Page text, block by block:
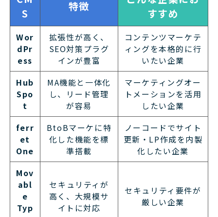
S
特徴
すすめ
Wor
dPr
ess
拡張性が高く、
SEO対策プラグ
インが豊富
コンテンツマーケテ
ィングを本格的に行
いたい企業
Hub
Spo
t
MA機能と一体化
し、リード管理
が容易
マーケティングオー
トメーションを活用
したい企業
ferr
et
One
BtoBマーケに特
化した機能を標
準搭載
ノーコードでサイト
更新・LP作成を内製
化したい企業
Mov
abl
e
Typ
セキュリティが
高く、大規模サ
イトに対応
セキュリティ要件が
厳しい企業